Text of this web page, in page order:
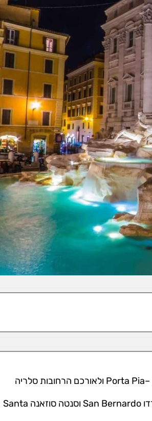
מסלול טיול מעניין ברומא לקסטרו פרטוריו – Castro Pretorio ופורטה פיה –Porta Pia ולאורכם הרחובות סלריה
בלכתנו ברחוב ברבריני נגיע לכיכר סן ברנרדו. שם שתי כנסיות של סן ברנרדו San Bernardo וסנטה סוזאנה Santa